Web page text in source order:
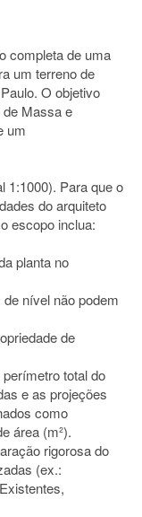
completa de uma
um terreno de
O objetivo
Massa e
um
1:1000). Para que o
do arquiteto
escopo inclua:
planta no
nível não podem
de
total do
e as projeções
como
área (m²).
rigorosa do
(ex.: